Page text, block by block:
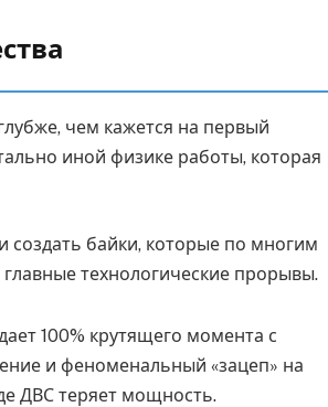
чем кажется на первый
иной физике работы, которая
создать байки, которые по многим
технологические прорывы.
100% крутящего момента с
и феноменальный «зацеп» на
ДВС теряет мощность.